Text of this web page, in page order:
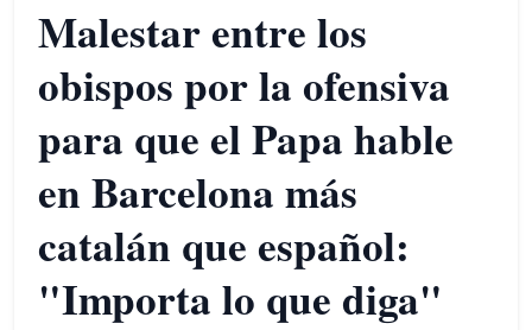
Malestar entre los
obispos por la ofensiva
para que el Papa hable
en Barcelona más
catalán que español:
"Importa lo que diga"